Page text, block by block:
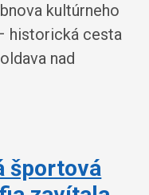
kultúrneho
historická cesta
nad
športová